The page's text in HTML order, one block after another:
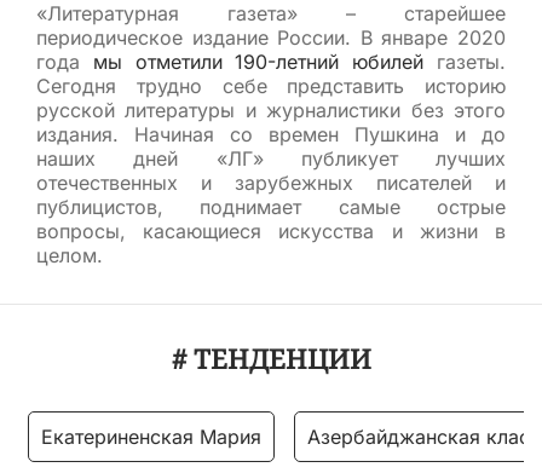
«Литературная газета» – старейшее
периодическое издание России. В январе 2020
года мы отметили 190-летний юбилей газеты.
Сегодня трудно себе представить историю
русской литературы и журналистики без этого
издания. Начиная со времен Пушкина и до
наших дней «ЛГ» публикует лучших
отечественных и зарубежных писателей и
публицистов, поднимает самые острые
вопросы, касающиеся искусства и жизни в
целом.
# ТЕНДЕНЦИИ
Екатериненская Мария Азербайджанская